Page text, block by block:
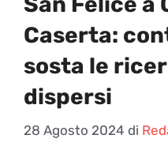
Caserta:
sosta le
dispersi
28 Agosto 2024 di